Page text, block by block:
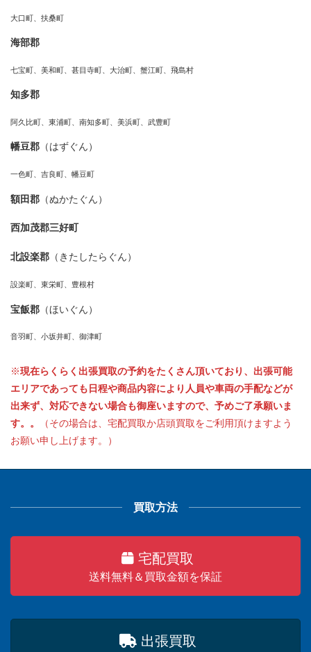
大口町、扶桑町
海部郡
七宝町、美和町、甚目寺町、大治町、蟹江町、飛島村
知多郡
阿久比町、東浦町、南知多町、美浜町、武豊町
幡豆郡 （はずぐん）
一色町、吉良町、幡豆町
額田郡 （ぬかたぐん）
西加茂郡三好町
北設楽郡 （きたしたらぐん）
設楽町、東栄町、豊根村
宝飯郡 （ほいぐん）
音羽町、小坂井町、御津町
※現在らくらく出張買取の予約をたくさん頂いており、出張可能
エリアであっても日程や商品内容により人員や車両の手配などが
出来ず、対応できない場合も御座いますので、予めご了承願いま
す。。
（その場合は、宅配買取か店頭買取をご利用頂けますよう
お願い申し上げます。）
買取方法
宅配買取
送料無料＆買取金額を保証
出張買取